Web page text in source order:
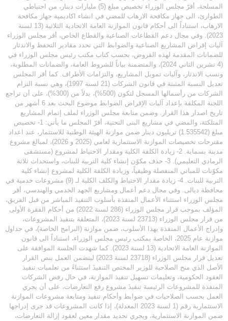
المسلحة، أقرّ مجلس الوزراء تخصيص مبلغ (5) مليارات دينار، من احتياطي
الطوارئ، الى جهاز مكافحة الارهاب للمضي في انشاء اكاديمية جهاز مكافحة
الارهاب، استناداً الى أحكام قانون الموازنة العامة الاتحادية الثلاثية (13 لسنة
2023). وفي مجال دعم القطاعات الصناعية والقطاع الخاص، أقر مجلس الوزراء
آليات إقراض المشاريع الصناعية والضوابط التي تحدد مقادير التحفظ والاندثار
للضمانات المقدمة لهذه القروض، بحسب كتاب مكتب رئيس مجلس الوزراء في
(4 تشرين الثاني 2024)، والمتضمنة بياناً للشروط العامة، والضمانات المطلوبة،
ونسب الاندثار، وآليات تمويل المشاريع، والتزامات الأطراف. كما أقر المجلس
تعديل النسبة المثبتة في قانون الشركات (21 لسنة 1997)، وهي نسبة التزام
الشركات من رأسمالها المسجل لتكون (500%)، بدلاً من (300%)، على أن تراجع
اللجنة المكلفة بإعداد آليات الإقراض الضوابط موضوع البحث بعد 6 أشهر من
تاريخ اصدار هذا القرار. وضمن متابعة مجلس الوزراء لملف إتمام المشاريع
المتلكئة، والمضي في مشاريع البنى التحتية، أقرّ المجلس ما يأتي: 1- تخصيص
مبلغ (1.535542) تريليون دينار ضمن موازنة الهيئة الوطنية للاستثمار، عند اعداد
مقترحات تخصيصات الموازنة الاستثمارية لعامي (2025 و 2026)، لمبالغ مشروع
مدينة بسماية. 2- زيادة الكلفة الكلية ومقدار الاحتياط لمشروع (مستشفى
الرمادي التعليمي). 3- حذف مكوّن إنشاء كلية التربية للبنات، واستحداث ثلاثة
مكوّنات للمباني المنفصلة وظيفياً، وزيادة الكلفة الكلية لمشروع إنشاء كلية
التربية للبنات. 4- زيادة مقدار الاحتياط والكلف الكلية لـ (9) مشروعات خدمية في
محافظة ديالى. وفي مجال دعم أعمال ومشاريع الجهد الخدمي والهندسي، أقر
مجلس الوزراء استثناء الأعمال المنفذة بأسلوب التنفيذ المباشر من قبل الفريق،
المؤلف بموجب قرار مجلس الوزراء (286 لسنة 2022) من أحكام الفقرة الأولى
من قرار مجلس الوزراء (23713 لسنة 2023)، المتعلقة بتنفيذ المشروعات،
وإدراج الأعمال المنفذة بهذا الأسلوب، ضمن موازنة (البرامج الخاصة)، في جداول
موازنة عام 2025، الخاصة بمكتب رئيس مجلس الوزراء، استناداً الى قانون
الموازنة العامة الاتحادية (13 لسنة 2023). كما شهدت الجلسة الموافقة على
تعديل قرار مجلس الوزراء (23718 لسنة 2023) ليتضمن العمل بنص القرار
الأصل الذي منح الصلاحية للوزير المختص التنفيذَ استثناءً من تعلميات تنفيذ
العقود الحكومية، وتعليمات تسهيل تنفيذ الموازنة، في حال رفض الشركات
المنفذة للمشروعات الرئيسة تنفيذَ مشروع رفع التعارضات، على أن يجري
العمل بحسب الصلاحيات في ضوابط وأحكام تنفيذ ومتابعة مشروعات الموازنة
الاستثمارية رقم (1 لسنة 2023 المعدلة)، إذا كانت المشروعات قد جرى إدراجها
ضمن الموازنة الاستثمارية، ويجري تحديد مقدار معين لعقود إزالة التعارضات،